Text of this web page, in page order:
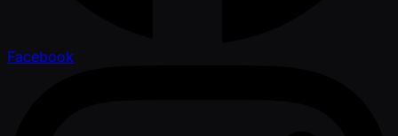
Facebook